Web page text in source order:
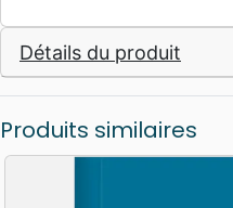
Détails du produit
Produits similaires